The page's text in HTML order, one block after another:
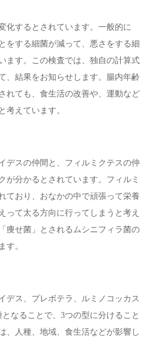
化するとされています。一般的に
をする細菌が減って、悪さをする細
ます。この検査では、独自の計算式
、結果をお知らせします。腸内年齢
れても、食生活の改善や、運動など
考えています。
デスの仲間と、フィルミクテスの仲
が分かるとされています。フィルミ
ており、おなかの中で頑張って栄養
って太る方向に行ってしまうと考え
痩せ菌」とされるムシニフィラ菌の
す。
デス、プレボテラ、ルミノコッカス
なることで、3つの型に分けること
、人種、地域、食生活などが影響し